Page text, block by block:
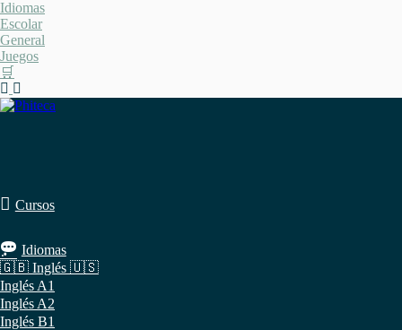
Saltar
al
contenido
Idiomas
Escolar
General
Juegos
🛒
Cursos
Idiomas
🇬🇧 Inglés 🇺🇸
Inglés A1
Inglés A2
Inglés B1